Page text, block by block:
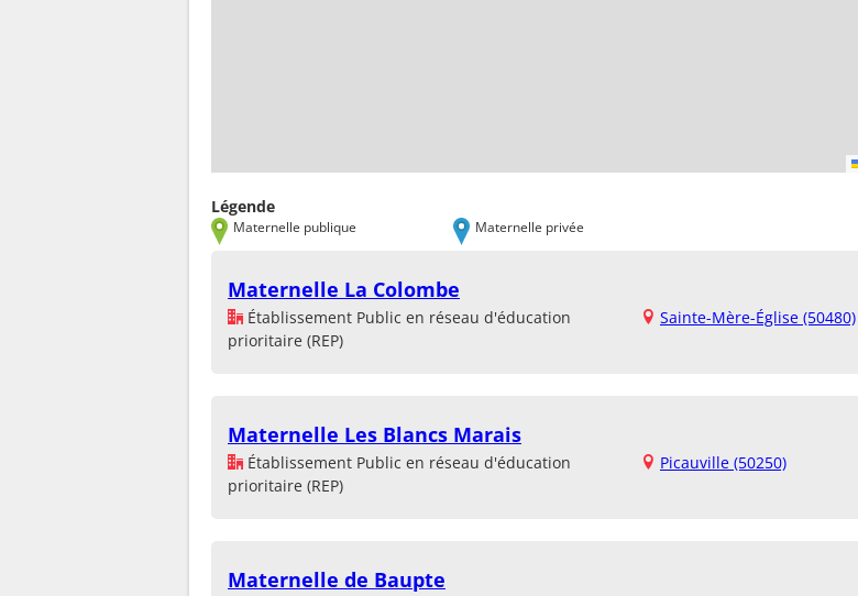
Légende
Maternelle publique Maternelle privée
Maternelle La Colombe
Établissement Public en réseau d'éducation
prioritaire (REP)
Sainte-Mère-Église (50480)
Maternelle Les Blancs Marais
Établissement Public en réseau d'éducation
prioritaire (REP)
Picauville (50250)
Maternelle de Baupte